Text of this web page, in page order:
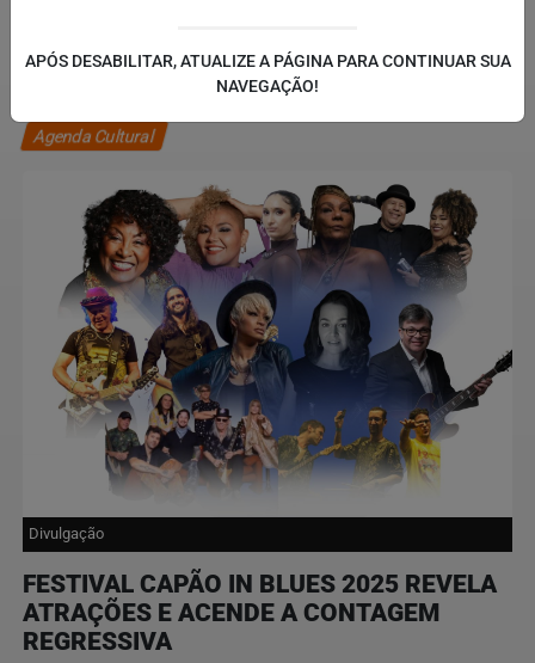
Agenda Cultural
Divulgação
FESTIVAL CAPÃO IN BLUES 2025 REVELA
ATRAÇÕES E ACENDE A CONTAGEM
REGRESSIVA
APÓS DESABILITAR, ATUALIZE A PÁGINA PARA CONTINUAR SUA
NAVEGAÇÃO!